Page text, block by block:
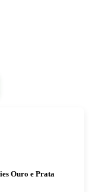
Ouro e Prata